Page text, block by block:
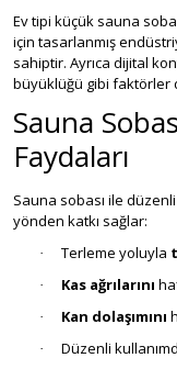
Ev tipi küçük sauna
için tasarlanmış
sahiptir. Ayrıca dijital
büyüklüğü gibi faktörler
Sauna
Faydaları
Sauna sobası ile
yönden katkı sağlar:
· Terleme yoluyla
· Kas ağrılarını
· Kan dolaşımını
· Düzenli